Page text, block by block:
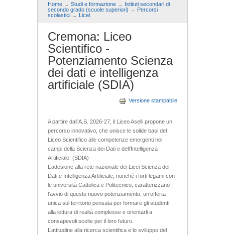
Home → Studi e formazione → Istituti secondari di
secondo grado (scuole superiori) → Percorsi
scolastici → Licei
Cremona: Liceo
Scientifico -
Potenziamento Scienza
dei dati e intelligenza
artificiale (SDIA)
Versione stampabile
A partire dall’A.S. 2026-27, il Liceo Aselli propone un
percorso innovativo, che unisce le solide basi del
Liceo Scientifico alle competenze emergenti nei
campi della Scienza dei Dati e dell’Intelligenza
Artificiale. (SDIA)
L’adesione alla rete nazionale dei Licei Scienza dei
Dati e Intelligenza Artificiale, nonché i forti legami con
le università Cattolica e Politecnico, caratterizzano
l’avvio di questo nuovo potenziamento, un’offerta
unica sul territorio pensata per formare gli studenti
alla lettura di realtà complesse e orientarli a
consapevoli scelte per il loro futuro.
L’attitudine alla ricerca scientifica e lo sviluppo del